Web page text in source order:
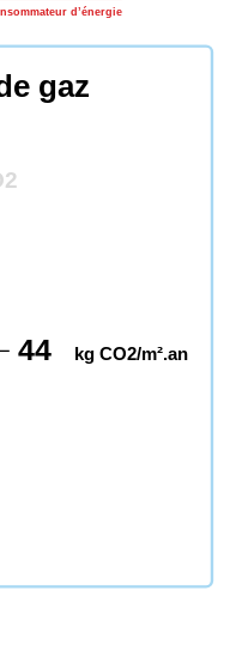
d’énergie
gaz
44 kg CO2/m².an